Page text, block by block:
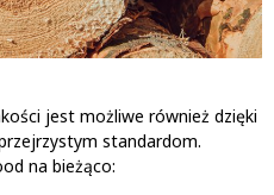
jest możliwe również dzięki
standardom.
na bieżąco: